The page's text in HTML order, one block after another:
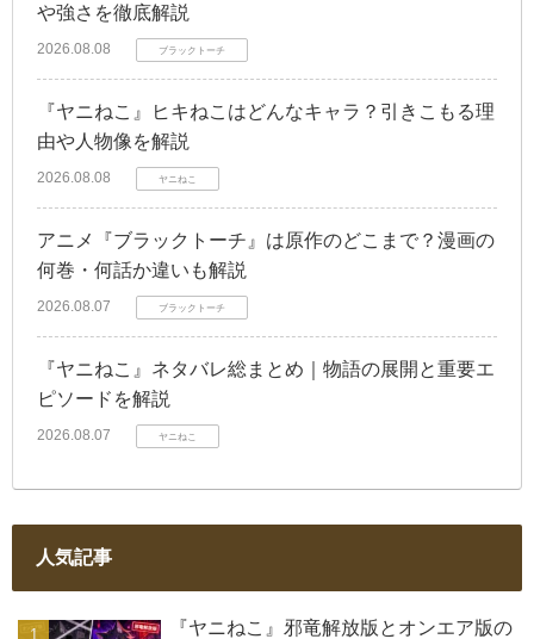
や強さを徹底解説
2026.08.08 ブラックトーチ
『ヤニねこ』ヒキねこはどんなキャラ？引きこもる理
由や人物像を解説
2026.08.08 ヤニねこ
アニメ『ブラックトーチ』は原作のどこまで？漫画の
何巻・何話か違いも解説
2026.08.07 ブラックトーチ
『ヤニねこ』ネタバレ総まとめ｜物語の展開と重要エ
ピソードを解説
2026.08.07 ヤニねこ
人気記事
『ヤニねこ』邪竜解放版とオンエア版の